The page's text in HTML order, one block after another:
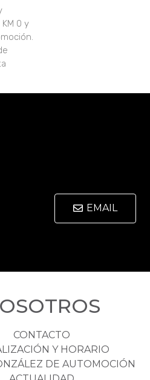
0 y
EMAIL
CONTACTO
Y HORARIO
DE AUTOMOCIÓN